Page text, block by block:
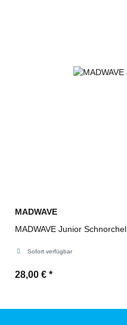
MADWAVE
MADWAVE Junior Schnorchel
Sofort verfügbar
28,00 € *